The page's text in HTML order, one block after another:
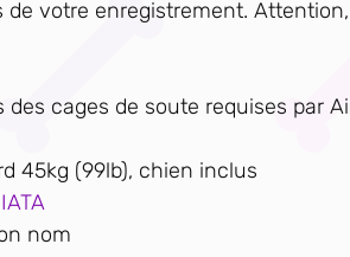
de votre enregistrement.
cages de soute requises par
45kg (99lb), chien inclus
IATA
nom